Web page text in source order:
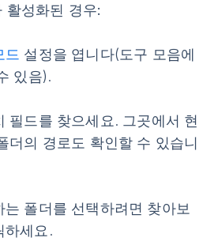
활성화된 경우:
드 설정을 엽니다(도구 모음에
있음).
필드를 찾으세요. 그곳에서 현
더의 경로도 확인할 수 있습니
는 폴더를 선택하려면 찾아보
하세요.